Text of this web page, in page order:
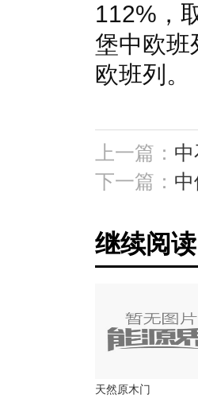
112%，
堡中欧班
欧班列。
上一篇：
下一篇：
继续阅读
天然原木门